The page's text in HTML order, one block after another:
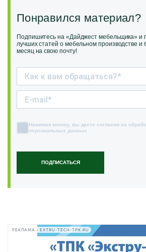
Понравился материал?
Подпишитесь на «Дайджест мебельщика» и
лучших статей о мебельном производстве и
месяц на свою почту!
ПОДПИСАТЬСЯ
Нажимая кнопку, вы даете согласие на
персональных данных
РЕКЛАМА • EXTRU-TECH-TPK.RU